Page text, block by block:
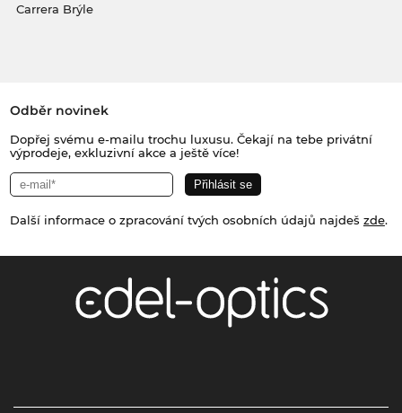
Carrera Brýle
Odběr novinek
Dopřej svému e-mailu trochu luxusu. Čekají na tebe privátní
výprodeje, exkluzivní akce a ještě více!
Další informace o zpracování tvých osobních údajů najdeš zde.